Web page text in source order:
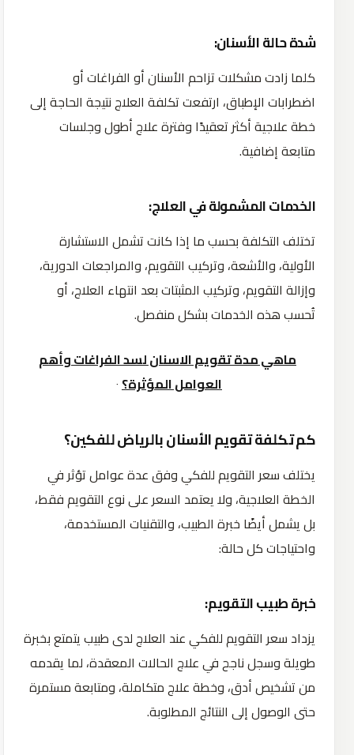
شدة حالة الأسنان:
كلما زادت مشكلات تزاحم الأسنان أو الفراغات أو
اضطرابات الإطباق، ارتفعت تكلفة العلاج نتيجة الحاجة إلى
خطة علاجية أكثر تعقيدًا وفترة علاج أطول وجلسات
متابعة إضافية.
الخدمات المشمولة في العلاج:
تختلف التكلفة بحسب ما إذا كانت تشمل الاستشارة
الأولية، والأشعة، وتركيب التقويم، والمراجعات الدورية،
وإزالة التقويم، وتركيب المثبتات بعد انتهاء العلاج، أو
تُحسب هذه الخدمات بشكل منفصل.
ماهي مدة تقويم الاسنان لسد الفراغات وأهم
العوامل المؤثرة؟٠
كم تكلفة تقويم الأسنان بالرياض للفكين؟
يختلف سعر التقويم للفكي وفق عدة عوامل تؤثر في
الخطة العلاجية، ولا يعتمد السعر على نوع التقويم فقط،
بل يشمل أيضًا خبرة الطبيب، والتقنيات المستخدمة،
واحتياجات كل حالة:
خبرة طبيب التقويم:
يزداد سعر التقويم للفكي عند العلاج لدى طبيب يتمتع بخبرة
طويلة وسجل ناجح في علاج الحالات المعقدة، لما يقدمه
من تشخيص أدق، وخطة علاج متكاملة، ومتابعة مستمرة
حتى الوصول إلى النتائج المطلوبة.